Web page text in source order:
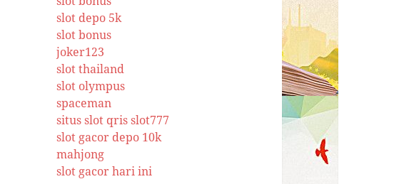
slot depo 5k
slot bonus
joker123
slot thailand
slot olympus
spaceman
situs slot qrisslot777
slot gacor depo 10k
mahjong
slot gacor hari ini